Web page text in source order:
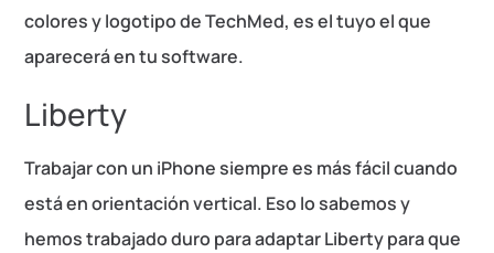
colores y logotipo de TechMed, es el tuyo el que
aparecerá en tu software.
Liberty
Trabajar con un iPhone siempre es más fácil cuando
está en orientación vertical. Eso lo sabemos y
hemos trabajado duro para adaptar Liberty para que